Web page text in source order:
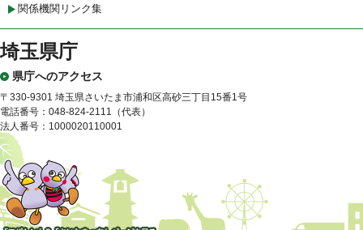
関係機関リンク集
埼玉県庁
県庁へのアクセス
〒330-9301 埼玉県さいたま市浦和区高砂三丁目15番1号
電話番号：048-824-2111（代表）
法人番号：1000020110001